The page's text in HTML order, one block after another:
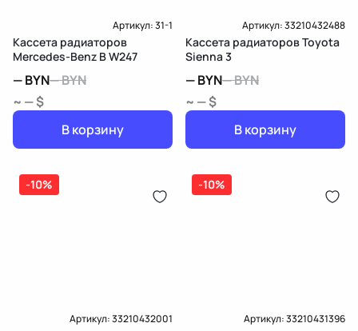
Артикул:31-1
Кассета радиаторов
Mercedes-Benz B W247
—BYN—BYN
~ — $
В корзину
Артикул:33210432488
Кассета радиаторов Toyota
Sienna 3
—BYN—BYN
~ — $
В корзину
-10%
Артикул:33210432001
-10%
Артикул:33210431396